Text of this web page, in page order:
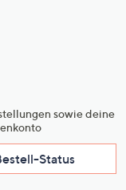
sowie deine
Status